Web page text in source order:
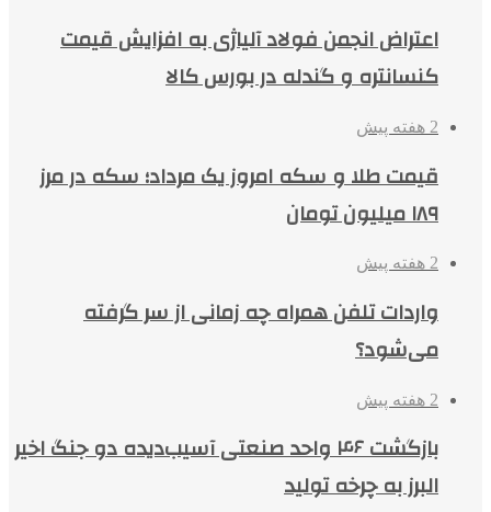
اعتراض انجمن فولاد آلیاژی به افزایش قیمت
کنسانتره و گندله در بورس کالا
2 هفته پیش
قیمت طلا و سکه امروز یک مرداد؛ سکه در مرز
۱۸۹ میلیون تومان
2 هفته پیش
واردات تلفن همراه چه زمانی از سر گرفته
می‌شود؟
2 هفته پیش
بازگشت ۴۶ واحد صنعتی آسیب‌دیده دو جنگ اخیر
البرز به چرخه تولید